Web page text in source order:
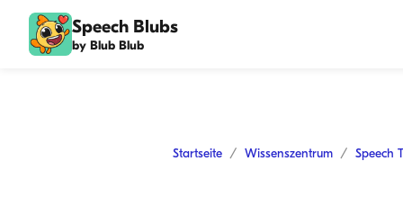
Speech Blubs
by Blub Blub
Startseite Wissenszentrum Speech